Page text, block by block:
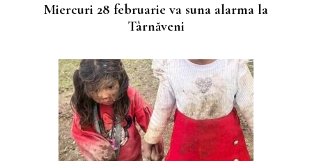
Miercuri 28 februarie va suna alarma la
Târnăveni